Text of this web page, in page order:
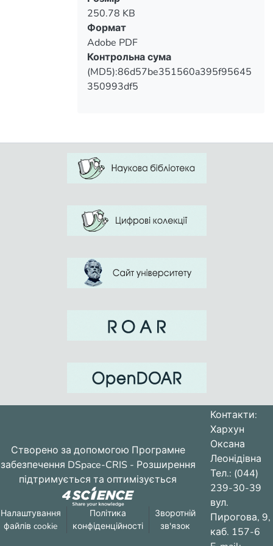
health status of students. One of the most
effective ways to prevent these negative
phenomena scientists determined attract
students towards physical education and
physical culture and sports activities. The
choice of means of physical education
diseases, in particular are the main sports
games, swimming, athletics, exercises to
develop endurance, hardening. Further
of physical education aimed at prevention
of psychosomatic disorders health
250.78 KB
Формат
Adobe PDF
Контрольна сума
(MD5):86d57be351560a395f95645
350993df5
Створено за допомогою Програмне
забезпечення DSpace-CRIS - Розширення
підтримується та оптимізується
Налаштування
файлів cookie
Політика
конфіденційності
Зворотній
зв'язок
Контакти:
Хархун
Оксана
Леонідівна
Тел.: (044)
239-30-39
вул.
Пирогова, 9,
каб. 157-6